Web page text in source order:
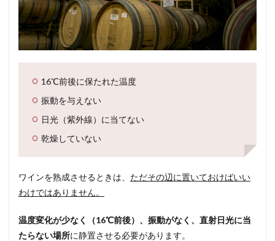
16℃前後に保たれた温度
振動を与えない
日光（紫外線）に当てない
乾燥していない
ワインを熟成させるときは、 ただその辺に置いておけばいい
わけではありません。
温度変化が少なく（16℃前後）、振動がなく、直射日光に当
たらない場所に静置させる必要があります。